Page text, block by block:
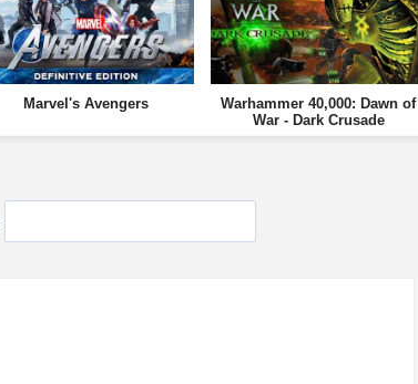
Marvel's Avengers
Warhammer 40,000: Dawn of
War - Dark Crusade